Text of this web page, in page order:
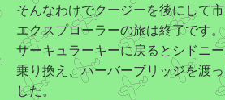
そんなわけでクージーを後にして
エクスプローラーの旅は終了です。
サーキュラーキーに戻るとシドニ
乗り換え、ハーバーブリッジを渡
した。